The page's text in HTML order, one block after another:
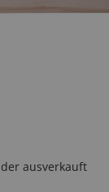
ausverkauft